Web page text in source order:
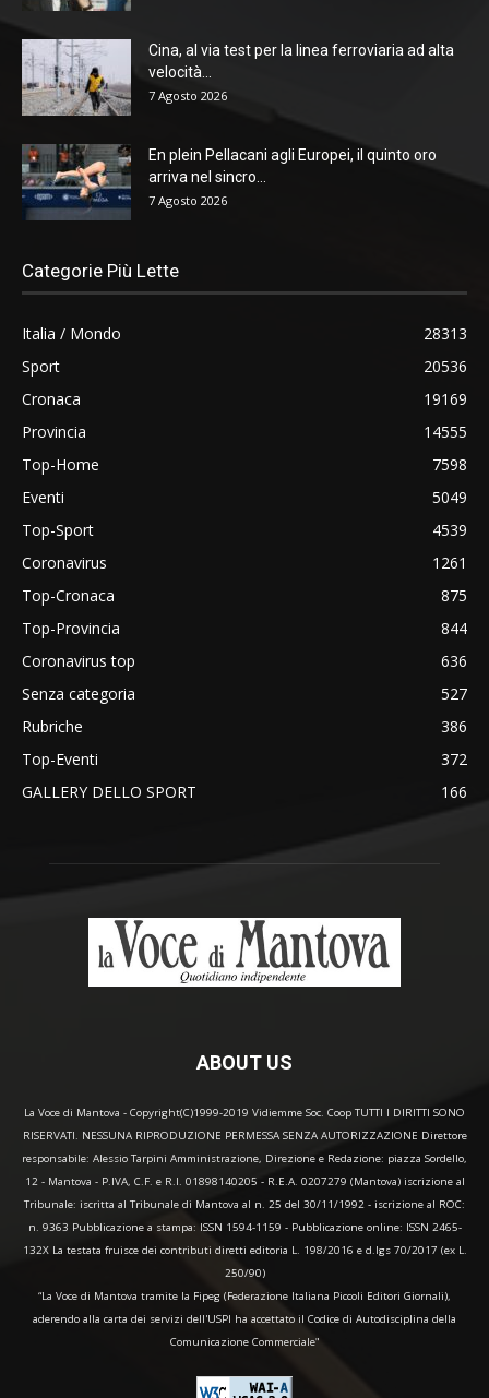
Cina, al via test per la linea ferroviaria ad alta
velocità...
7 Agosto 2026
En plein Pellacani agli Europei, il quinto oro
arriva nel sincro...
7 Agosto 2026
Categorie Più Lette
Italia / Mondo
28313
Sport
20536
Cronaca
19169
Provincia
14555
Top-Home
7598
Eventi
5049
Top-Sport
4539
Coronavirus
1261
Top-Cronaca
875
Top-Provincia
844
Coronavirus top
636
Senza categoria
527
Rubriche
386
Top-Eventi
372
GALLERY DELLO SPORT
166
ABOUT US
La Voce di Mantova - Copyright(C)1999-2019 Vidiemme Soc. Coop TUTTI I DIRITTI SONO
RISERVATI. NESSUNA RIPRODUZIONE PERMESSA SENZA AUTORIZZAZIONE Direttore
responsabile: Alessio Tarpini Amministrazione, Direzione e Redazione: piazza Sordello,
12 - Mantova - P.IVA, C.F. e R.I. 01898140205 - R.E.A. 0207279 (Mantova) iscrizione al
Tribunale: iscritta al Tribunale di Mantova al n. 25 del 30/11/1992 - iscrizione al ROC:
n. 9363 Pubblicazione a stampa: ISSN 1594-1159 - Pubblicazione online: ISSN 2465-
132X La testata fruisce dei contributi diretti editoria L. 198/2016 e d.lgs 70/2017 (ex L.
250/90)
“La Voce di Mantova tramite la Fipeg (Federazione Italiana Piccoli Editori Giornali),
aderendo alla carta dei servizi dell'USPI ha accettato il Codice di Autodisciplina della
Comunicazione Commerciale"